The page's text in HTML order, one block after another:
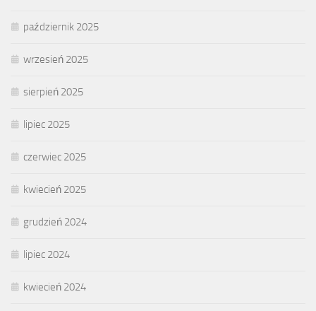
październik 2025
wrzesień 2025
sierpień 2025
lipiec 2025
czerwiec 2025
kwiecień 2025
grudzień 2024
lipiec 2024
kwiecień 2024